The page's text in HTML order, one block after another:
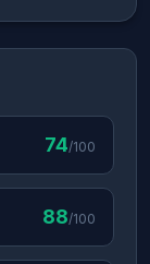
74/100
88/100